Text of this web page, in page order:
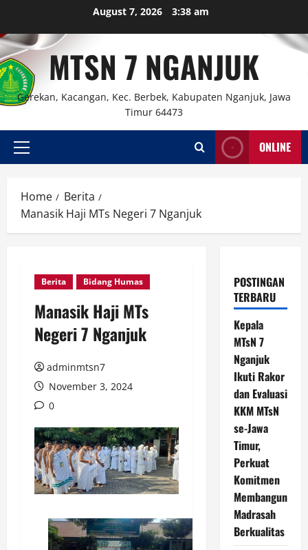
content
August 7, 2026 3:38 am
MTSN 7 NGANJUK
Gerekan, Kacangan, Kec. Berbek, Kabupaten Nganjuk, Jawa
Timur 64473
Primary
ONLINE
Home
Berita
Manasik Haji MTs Negeri 7 Nganjuk
Berita Bidang Humas
Manasik Haji MTs
Negeri 7 Nganjuk
adminmtsn7
November 3, 2024
0
POSTINGAN
TERBARU
Kepala
MTsN 7
Nganjuk
Ikuti Rakor
dan Evaluasi
KKM MTsN
se-Jawa
Timur,
Perkuat
Komitmen
Membangun
Madrasah
Berkualitas